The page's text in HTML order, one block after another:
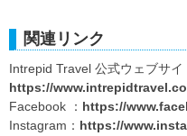
関連リンク
Intrepid Travel 公式ウェブサイ
https://
Facebook ： https://
Instagram： https://